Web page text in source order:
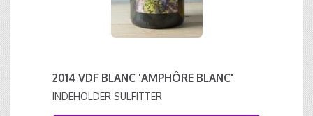
2014 VDF BLANC 'AMPHÔRE BLANC'
INDEHOLDER SULFITTER